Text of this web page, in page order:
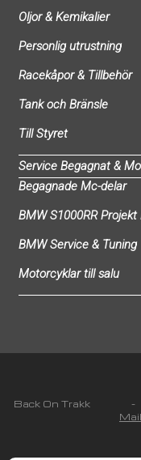
Oljor & Kemikalier
Personlig utrustning
Racekåpor & Tillbehör
Tank och Bränsle
Till Styret
Service Begagnat &
Begagnade Mc-delar
BMW S1000RR Projekt
BMW Service & Tuning
Motorcyklar till salu
Back On